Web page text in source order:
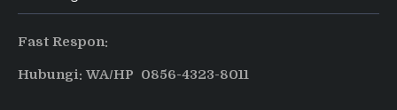
Fast Respon:
Hubungi: WA/HP 0856-4323-8011